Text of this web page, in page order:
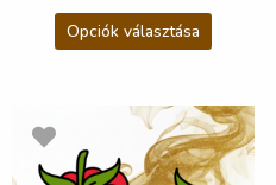
Opciók választása